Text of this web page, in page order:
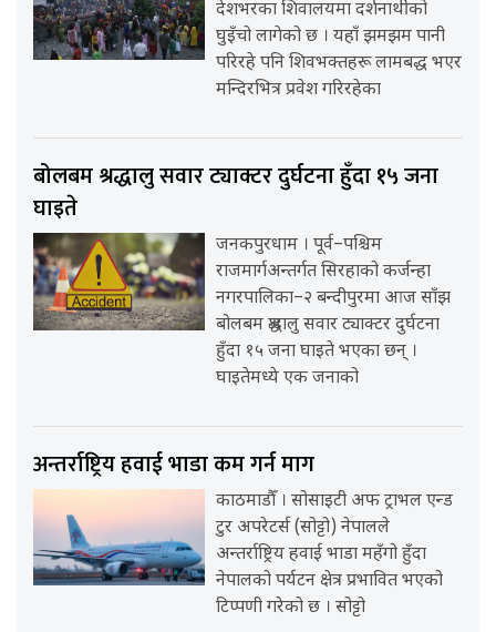
देशभरका शिवालयमा दर्शनार्थीको
घुइँचो लागेको छ । यहाँ झमझम पानी
परिरहे पनि शिवभक्तहरू लामबद्ध भएर
मन्दिरभित्र प्रवेश गरिरहेका
बोलबम श्रद्धालु सवार ट्याक्टर दुर्घटना हुँदा १५ जना
घाइते
जनकपुरधाम । पूर्व–पश्चिम
राजमार्गअन्तर्गत सिरहाको कर्जन्हा
नगरपालिका–२ बन्दीपुरमा आज साँझ
बोलबम श्रद्धालु सवार ट्याक्टर दुर्घटना
हुँदा १५ जना घाइते भएका छन् ।
घाइतेमध्ये एक जनाको
अन्तर्राष्ट्रिय हवाई भाडा कम गर्न माग
काठमाडौँ । सोसाइटी अफ ट्राभल एन्ड
टुर अपरेटर्स (सोट्टो) नेपालले
अन्तर्राष्ट्रिय हवाई भाडा महँगो हुँदा
नेपालको पर्यटन क्षेत्र प्रभावित भएको
टिप्पणी गरेको छ । सोट्टो